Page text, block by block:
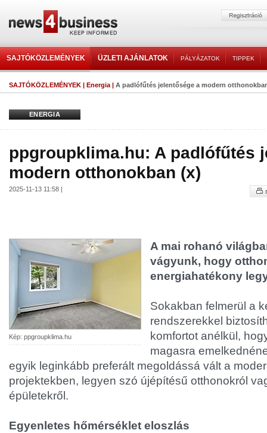
SAJTÓKÖZLEMÉNYEK ÜZLETI AJÁNLATOK PÁLYÁZATOK TIPPEK
SAJTÓKÖZLEMÉNYEK | Energia | A padlófűtés jelentősége a modern
ENERGIA
ppgroupklima.hu: A padlófűtés
modern otthonokban (x)
2025-11-13 11:58 |
Kép: ppgroupklima.hu
A mai rohanó
vágyunk, hogy
energiahatékony
Sokakban felmerül a
rendszerekkel
komfortot anélkül,
magasra
egyik leginkább preferált megoldássá vált a
projektekben, legyen szó újépítésű otthonokról
épületekről.
Egyenletes hőmérséklet eloszlás